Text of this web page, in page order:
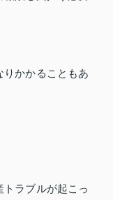
りかかることもあ
ラブルが起こっ